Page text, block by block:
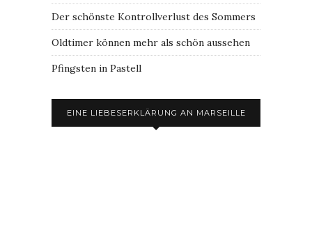
Der schönste Kontrollverlust des Sommers
Oldtimer können mehr als schön aussehen
Pfingsten in Pastell
EINE LIEBESERKLÄRUNG AN MARSEILLE